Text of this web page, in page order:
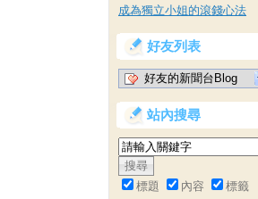
成為獨立小姐的滾錢心法
好友列表
好友的新聞台Blog
站內搜尋
標題 內容 標籤